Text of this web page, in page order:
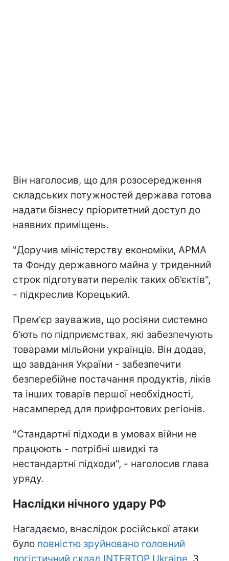
Він наголосив, що для розосередження
складських потужностей держава готова
надати бізнесу пріоритетний доступ до
наявних приміщень.
"Доручив міністерству економіки, АРМА
та Фонду державного майна у триденний
строк підготувати перелік таких об’єктів",
- підкреслив Корецький.
Прем'єр зауважив, що росіяни системно
б'ють по підприємствах, які забезпечують
товарами мільйони українців. Він додав,
що завдання України - забезпечити
безперебійне постачання продуктів, ліків
та інших товарів першої необхідності,
насамперед для прифронтових регіонів.
"Стандартні підходи в умовах війни не
працюють - потрібні швидкі та
нестандартні підходи", - наголосив глава
уряду.
Наслідки нічного удару РФ
Нагадаємо, внаслідок російської атаки
було повністю зруйновано головний
логістичний склад INTERTOP Ukraine. З